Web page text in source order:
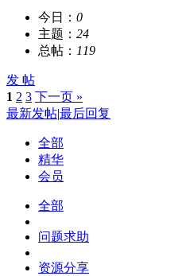
今日： 0
主题： 24
总帖： 119
发 帖
1 2 3 下一页 »
最新发帖|最后回复
全部
精华
会员
全部
问题求助
资源分享